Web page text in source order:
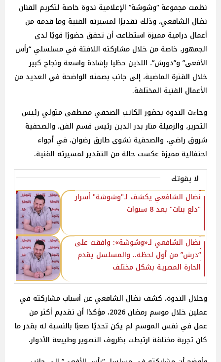
نظمت مجموعة “وشوشة” الإعلامية ندوة خاصة لتكريم الفنان
نضال الشافعي، وذلك تقديرًا لمسيرته الفنية وما قدمه من
أعمال درامية مميزة استطاعت أن تحقق حضورًا قويًا لدى
الجمهور، خاصة من خلال مشاركته اللافتة في مسلسلي “رأس
الأفعى” و”دورش”، اللذين حظيا بإشادة واسعة ونجاح كبير
خلال الفترة الماضية، إلى جانب بصمته الواضحة في العديد من
الأعمال الفنية المختلفة.
وجاءت الندوة بحضور الكاتب الصحفي مصطفى متولي رئيس
التحرير، والزميلة منار بدر الدين رئيس قسم الفن، والصحفية
شروق راضي، والصحفية نشوى طارق رضوان، في أجواء
احتفالية مميزة عكست حالة من التقدير لمسيرته الفنية.
لا يفوتك
نضال الشافعي يكشف لـ"وشوشة" أسرار
"دلع بنات" بعد 8 سنوات
نضال الشافعي لـ«وشوشة»: وافقت على
“درش” من أول لحظة.. والمسلسل يقدم
الحارة المصرية بشكل مختلف
وخلال الندوة، كشف نضال الشافعي عن أسباب مشاركته في
عملين خلال موسم رمضان 2026، مؤكدًا أن تقديم أكثر من
عمل في نفس الموسم لم يكن تحديًا صعبًا بالنسبة له بقدر ما
كان تجربة مختلفة ارتبطت بظروف التصوير وطبيعة الأدوار.